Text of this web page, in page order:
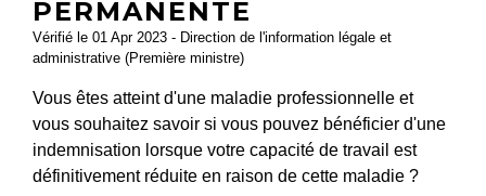
PERMANENTE
Vérifié le 01 Apr 2023 - Direction de l'information légale et
administrative (Première ministre)
Vous êtes atteint d'une maladie professionnelle et
vous souhaitez savoir si vous pouvez bénéficier d'une
indemnisation lorsque votre capacité de travail est
définitivement réduite en raison de cette maladie ?